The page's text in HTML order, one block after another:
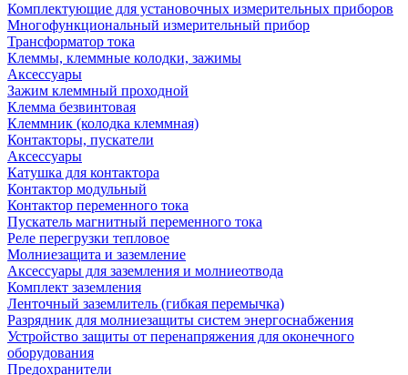
Комплектующие для установочных измерительных приборов
Многофункциональный измерительный прибор
Трансформатор тока
Клеммы, клеммные колодки, зажимы
Аксессуары
Зажим клеммный проходной
Клемма безвинтовая
Клеммник (колодка клеммная)
Контакторы, пускатели
Аксессуары
Катушка для контактора
Контактор модульный
Контактор переменного тока
Пускатель магнитный переменного тока
Реле перегрузки тепловое
Молниезащита и заземление
Аксессуары для заземления и молниеотвода
Комплект заземления
Ленточный заземлитель (гибкая перемычка)
Разрядник для молниезащиты систем энергоснабжения
Устройство защиты от перенапряжения для оконечного
оборудования
Предохранители